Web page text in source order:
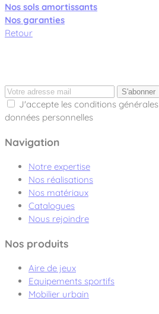
Nos sols amortissants
Nos garanties
Retour
S'abonner
J'accepte les conditions
données personnelles
Navigation
Notre expertise
Nos réalisations
Nos matériaux
Catalogues
Nous rejoindre
Nos produits
Aire de jeux
Equipements sportifs
Mobilier urbain